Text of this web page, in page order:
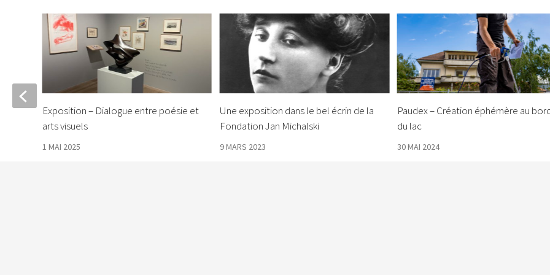
Une exposition dans le bel écrin de la
Fondation Jan Michalski
9 MARS 2023
Paudex – Création éphémère au
du lac
30 MAI 2024
et
Exposition – Dialogue entre poésie et
arts visuels
1 MAI 2025